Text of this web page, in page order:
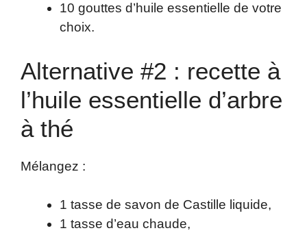
10 gouttes d’huile essentielle de votre
choix.
Alternative #2 : recette à
l’huile essentielle d’arbre
à thé
Mélangez :
1 tasse de savon de Castille liquide,
1 tasse d’eau chaude,